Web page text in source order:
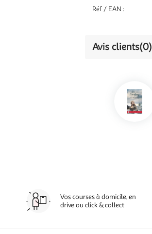
Réf / EAN :
Avis clients(0)
Vos courses à domicile, en
drive ou click & collect